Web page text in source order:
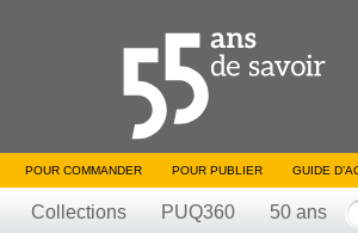
POUR COMMANDER POUR PUBLIER GUIDE
Collections PUQ360 50 ans